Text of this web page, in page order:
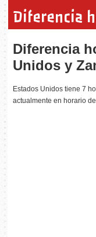
Diferencia
Diferencia
Unidos y
Estados Unidos tiene 7
actualmente en horario